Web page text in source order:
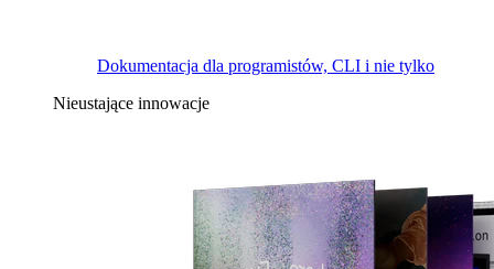
Dokumentacja dla programistów, CLI i nie tylko
Nieustające innowacje